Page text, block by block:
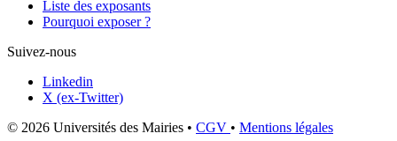
Liste des exposants
Pourquoi exposer ?
Suivez-nous
Linkedin
X (ex-Twitter)
© 2026 Universités des Mairies • CGV • Mentions légales